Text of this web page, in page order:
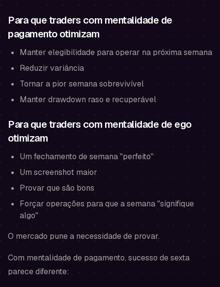
Para que traders com mentalidade de
pagamento otimizam
Manter elegibilidade para operar na próxima semana
Reduzir variância
Tornar a pior semana sobrevivível
Manter drawdown raso e recuperável
Para que traders com mentalidade de ego
otimizam
Um fechamento de semana "perfeito"
Um screenshot maior
Provar que são bons
Forçar operações para que a semana "signifique
algo"
O mercado pune a necessidade de provar.
Com mentalidade de pagamento, sucesso de sexta
parece diferente: